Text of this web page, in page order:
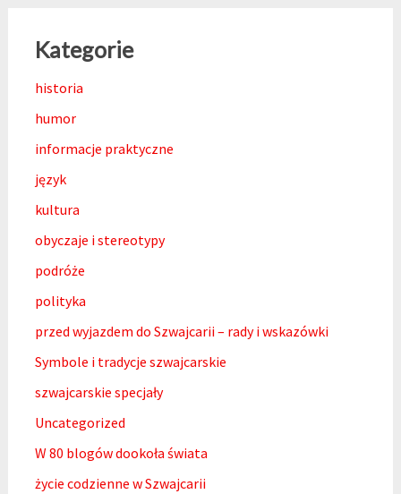
Kategorie
historia
humor
informacje praktyczne
język
kultura
obyczaje i stereotypy
podróże
polityka
przed wyjazdem do Szwajcarii – rady i wskazówki
Symbole i tradycje szwajcarskie
szwajcarskie specjały
Uncategorized
W 80 blogów dookoła świata
życie codzienne w Szwajcarii